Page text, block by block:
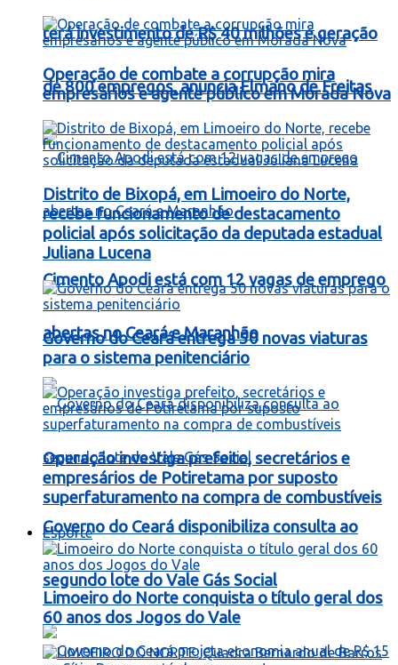
terá investimento de R$ 40 milhões e geração
de 800 empregos, anuncia Elmano de Freitas
Cimento Apodi está com 12 vagas de emprego
abertas no Ceará e Maranhão
Governo do Ceará disponibiliza consulta ao
segundo lote do Vale Gás Social
Operação de combate a corrupção mira
empresários e agente público em Morada Nova
Distrito de Bixopá, em Limoeiro do Norte,
recebe funcionamento de destacamento
policial após solicitação da deputada estadual
Juliana Lucena
Governo do Ceará entrega 50 novas viaturas
para o sistema penitenciário
Operação investiga prefeito, secretários e
empresários de Potiretama por suposto
superfaturamento na compra de combustíveis
Esporte
Limoeiro do Norte conquista o título geral dos
60 anos dos Jogos do Vale